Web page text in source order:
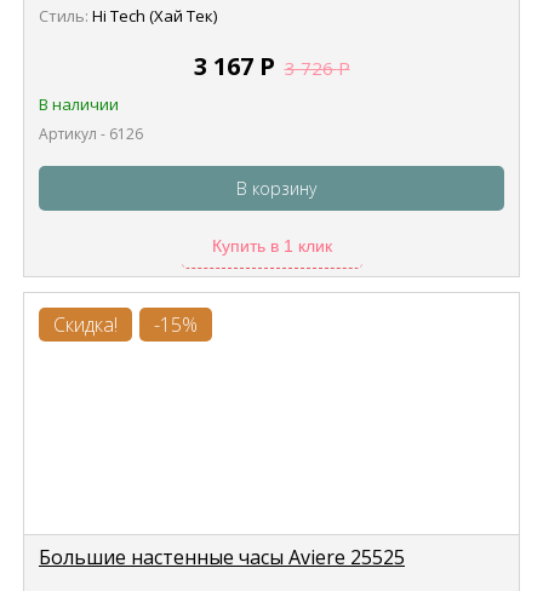
Стиль: Hi Tech (Хай Тек)
3 167 Р 3 726Р
В наличии
Артикул - 6126
В корзину
Купить в 1 клик
Скидка! -15%
Большие настенные часы Aviere 25525